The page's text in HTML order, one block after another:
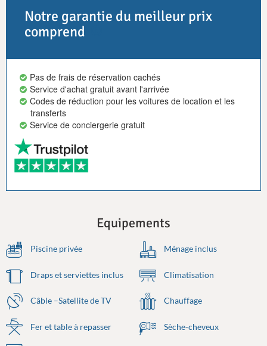
Notre garantie du meilleur prix
comprend
Pas de frais de réservation cachés
Service d'achat gratuit avant l'arrivée
Codes de réduction pour les voitures de location et les
transferts
Service de conciergerie gratuit
Equipements
Piscine privée Ménage inclus
Draps et serviettes inclus Climatisation
Câble –Satellite de TV Chauffage
Fer et table à repasser Sèche-cheveux